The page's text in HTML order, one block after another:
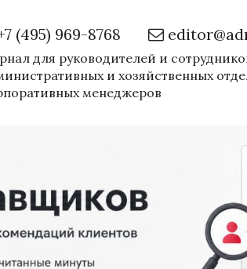
(495) 969-8768
для руководителей и
и хозяйственных
менеджеров